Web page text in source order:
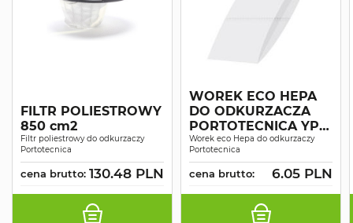
FILTR POLIESTROWY
850 cm2
Filtr poliestrowy do odkurzaczy
Portotecnica
cena brutto: 130.48 PLN
WOREK ECO HEPA
DO ODKURZACZA
PORTOTECNICA YP
1/6, LP 1/12, LP 1/16 A1
Worek eco Hepa do odkurzaczy
Portotecnica
cena brutto: 6.05 PLN